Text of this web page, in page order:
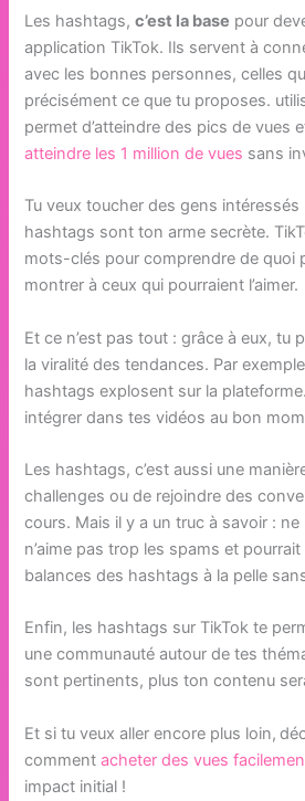
Les hashtags,c’est la base pour
application TikTok. Ils servent à
avec les bonnes personnes, celles
précisément ce que tu proposes.
permet d’atteindre des pics de vues
atteindre les 1 million de vues sans
Tu veux toucher des gens
hashtags sont ton arme secrète.
mots-clés pour comprendre de quoi
montrer à ceux qui pourraient l’aimer.
Et ce n’est pas tout : grâce à eux, tu
la viralité des tendances. Par
hashtags explosent sur la
intégrer dans tes vidéos au bon
Les hashtags, c’est aussi une
challenges ou de rejoindre des
cours. Mais il y a un truc à savoir :
n’aime pas trop les spams et
balances des hashtags à la pelle
Enfin, les hashtags sur TikTok te
une communauté autour de tes
sont pertinents, plus ton contenu
Et si tu veux aller encore plus loin,
commentacheter des vues
impact initial !